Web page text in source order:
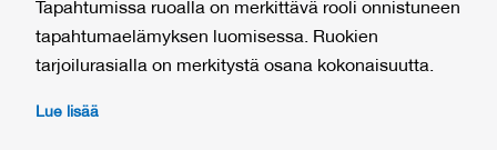
Tapahtumissa ruoalla on merkittävä rooli onnistuneen
tapahtumaelämyksen luomisessa. Ruokien
tarjoilurasialla on merkitystä osana kokonaisuutta.
Lue lisää